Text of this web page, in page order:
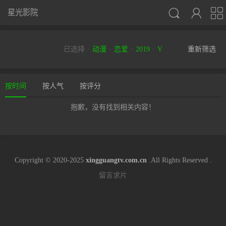



星光影院
已选择 动漫 恋爱 2019 V 重新筛选
按时间 按人气 按评分
抱歉，没有找到相关内容！
Copyright © 2020-2025 xingguangtv.com.cn.All Rights Reserved .
留言求片